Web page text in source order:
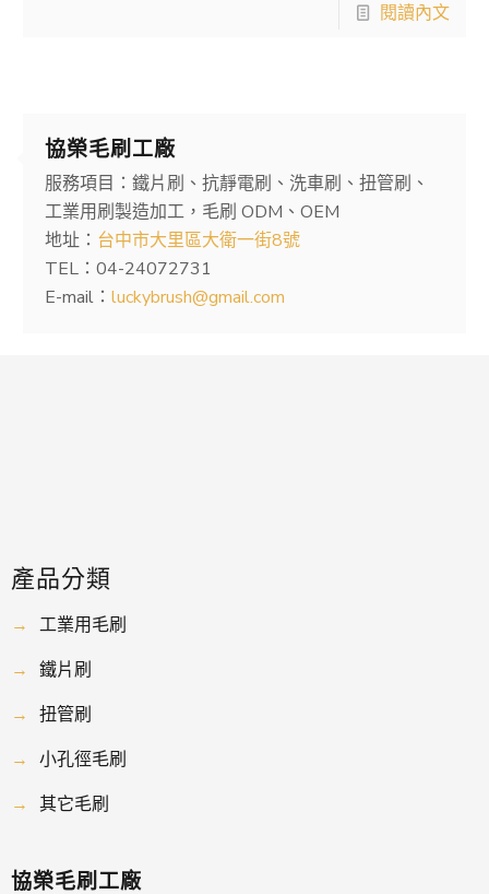
閱讀內文
協榮毛刷工廠
服務項目：鐵片刷、抗靜電刷、洗車刷、扭管刷、
工業用刷製造加工，毛刷 ODM、OEM
地址： 台中市大里區大衛一街8號
TEL：04-24072731
E-mail：luckybrush@gmail.com
產品分類
→ 工業用毛刷
→ 鐵片刷
→ 扭管刷
→ 小孔徑毛刷
→ 其它毛刷
協榮毛刷工廠